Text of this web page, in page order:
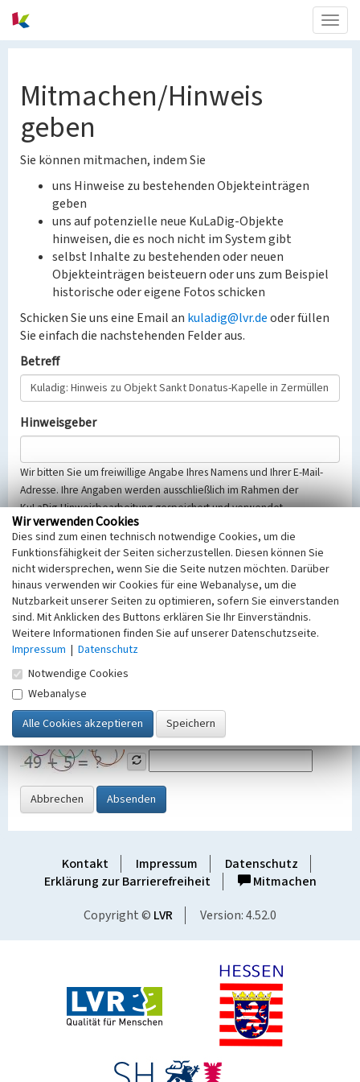
Mitmachen/Hinweis
geben
Sie können mitmachen, indem Sie
uns Hinweise zu bestehenden Objekteinträgen
geben
uns auf potenzielle neue KuLaDig-Objekte
hinweisen, die es noch nicht im System gibt
selbst Inhalte zu bestehenden oder neuen
Objekteinträgen beisteuern oder uns zum Beispiel
historische oder eigene Fotos schicken
Schicken Sie uns eine Email an kuladig@lvr.deoder füllen
Sie einfach die nachstehenden Felder aus.
Betreff
Hinweisgeber
Wir bitten Sie um freiwillige Angabe Ihres Namens und Ihrer E-Mail-
Adresse. Ihre Angaben werden ausschließlich im Rahmen der
KuLaDig-Hinweisbearbeitung gespeichert und verwendet.
Selbstverständlich werden diese entsprechend der Vorschriften des
Telemediengesetzes, des Datenschutzgesetzes NRW und der seit
dem 25.05.2018 gültigen Europäischen Datenschutzgrundverordnung
(EU-DSGVO) vertraulich behandelt, beachten Sie bitte unsere
Hinweise zumDatenschutz
Nachricht
SicherheitsabfrageTragen Sie unten das Rechenergebnis aus der
Grafik ein
Abbrechen Absenden
Kontakt Impressum
Datenschutz
Erklärung zur Barrierefreiheit
Mitmachen
Copyright © LVR Version: 4.52.0
Wir verwenden Cookies
Dies sind zum einen technisch notwendige Cookies, um die
Funktionsfähigkeit der Seiten sicherzustellen. Diesen können Sie
nicht widersprechen, wenn Sie die Seite nutzen möchten. Darüber
hinaus verwenden wir Cookies für eine Webanalyse, um die
Nutzbarkeit unserer Seiten zu optimieren, sofern Sie einverstanden
sind. Mit Anklicken des Buttons erklären Sie Ihr Einverständnis.
Weitere Informationen finden Sie auf unserer Datenschutzseite.
Impressum | Datenschutz
Notwendige Cookies
Webanalyse